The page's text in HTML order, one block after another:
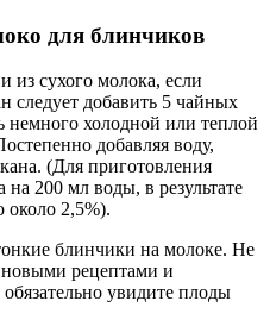
для блинчиков
сухого молока, если
следует добавить 5 чайных
немного холодной или теплой
добавляя воду,
(Для приготовления
на 200 мл воды, в результате
около 2,5%).
блинчики на молоке. Не
новыми рецептами и
увидите плоды